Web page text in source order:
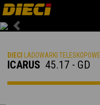
Previous
DIECI LADOWARKI
ICARUS 45.17 - GD